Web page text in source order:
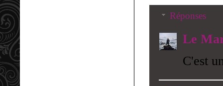
Réponses
Le
C'est